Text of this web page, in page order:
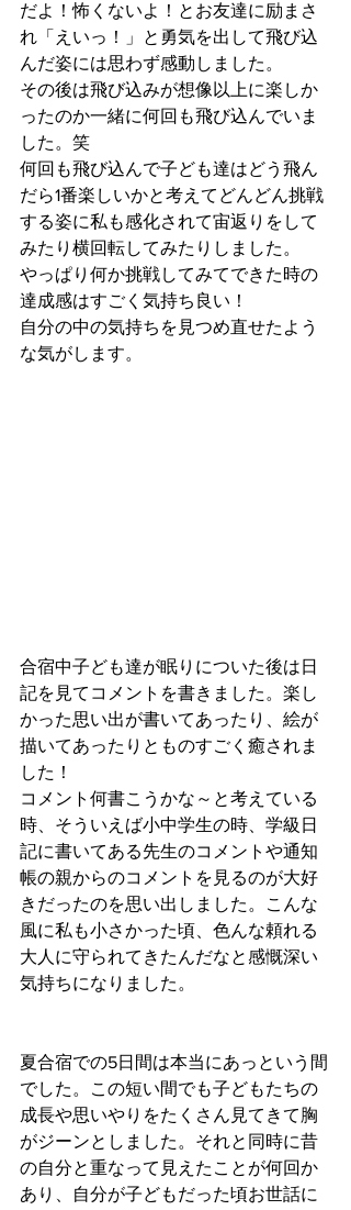
だよ！怖くないよ！とお友達に励まさ
れ「えいっ！」と勇気を出して飛び込
んだ姿には思わず感動しました。
その後は飛び込みが想像以上に楽しか
ったのか一緒に何回も飛び込んでいま
した。笑
何回も飛び込んで子ども達はどう飛ん
だら1番楽しいかと考えてどんどん挑戦
する姿に私も感化されて宙返りをして
みたり横回転してみたりしました。
やっぱり何か挑戦してみてできた時の
達成感はすごく気持ち良い！
自分の中の気持ちを見つめ直せたよう
な気がします。
合宿中子ども達が眠りについた後は日
記を見てコメントを書きました。楽し
かった思い出が書いてあったり、絵が
描いてあったりとものすごく癒されま
した！
コメント何書こうかな～と考えている
時、そういえば小中学生の時、学級日
記に書いてある先生のコメントや通知
帳の親からのコメントを見るのが大好
きだったのを思い出しました。こんな
風に私も小さかった頃、色んな頼れる
大人に守られてきたんだなと感慨深い
気持ちになりました。
夏合宿での5日間は本当にあっという間
でした。この短い間でも子どもたちの
成長や思いやりをたくさん見てきて胸
がジーンとしました。それと同時に昔
の自分と重なって見えたことが何回か
あり、自分が子どもだった頃お世話に